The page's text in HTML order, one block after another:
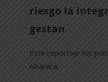
riesgo la
gestan.
Este reportaje fue
Alharaca.